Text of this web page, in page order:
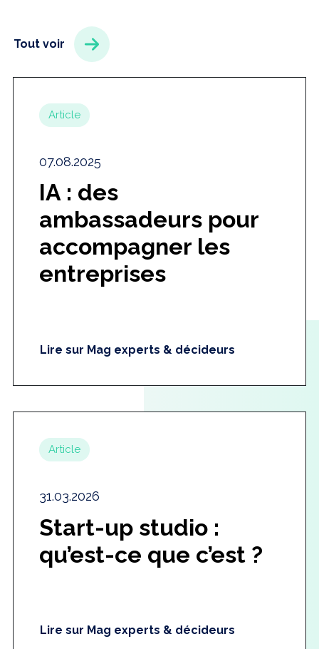
Tout voir
Article
07.08.2025
IA : des
ambassadeurs pour
accompagner les
entreprises
Lire sur Mag experts & décideurs
Article
31.03.2026
Start-up studio :
qu’est-ce que c’est ?
Lire sur Mag experts & décideurs